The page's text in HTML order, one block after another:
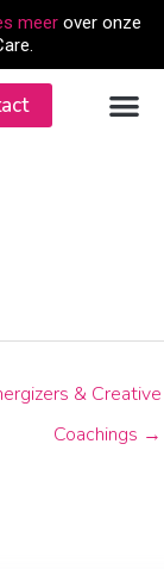
meer over onze
& Creative
Coachings →